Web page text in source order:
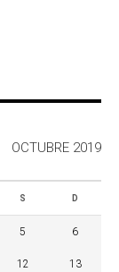
OCTUBRE 2019
S D
5 6
12 13